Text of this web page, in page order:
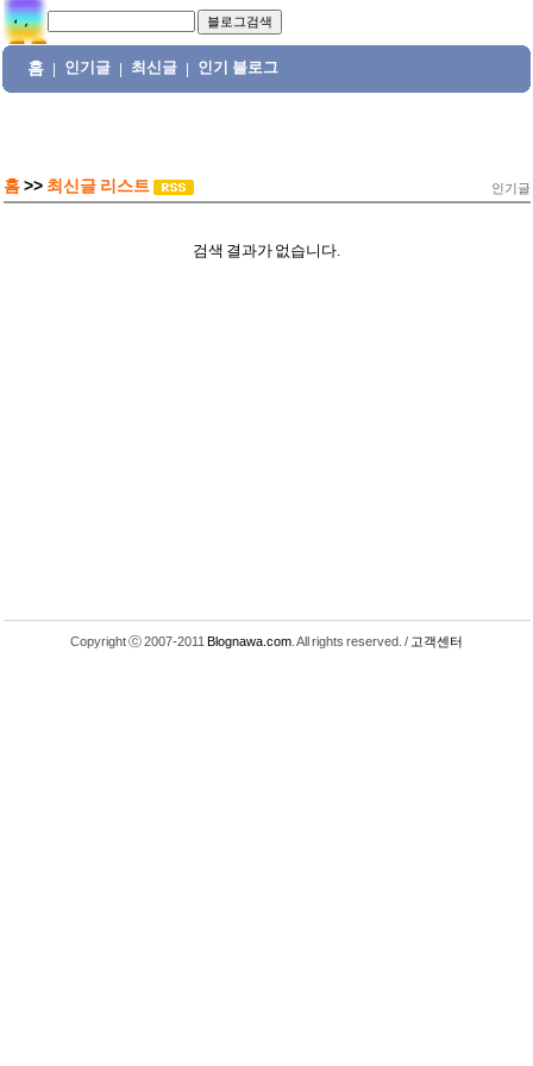
홈 인기글 최신글 인기 블로그
홈 >> 최신글 리스트 인기글
검색 결과가 없습니다.
Copyright ⓒ 2007-2011 Blognawa.com . All rights reserved. / 고객센터